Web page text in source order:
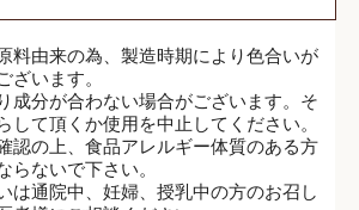
料由来の為、製造時期により色合いが
ざいます。
成分が合わない場合がございます。そ
して頂くか使用を中止してください。
認の上、食品アレルギー体質のある方
らないで下さい。
は通院中、妊婦、授乳中の方のお召し